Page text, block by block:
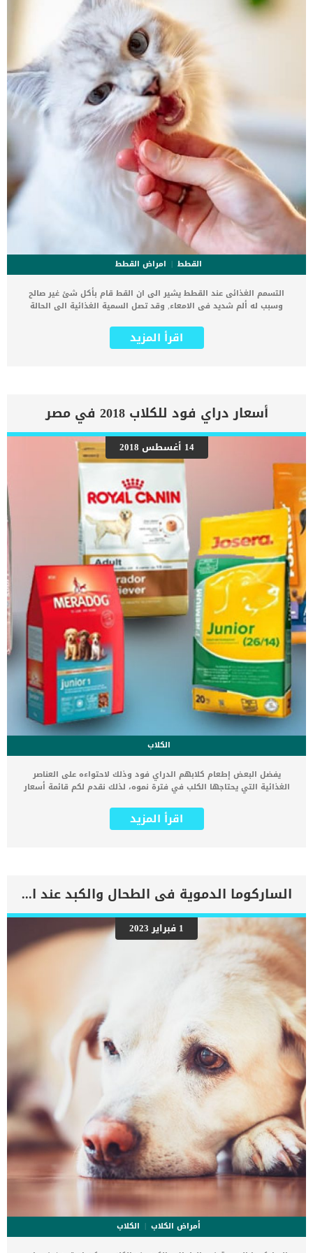
القلب ، ولكن ليس لديه أعراض ولا تغييرات في القلب. _المرحلة
الثانية,يعاني الكلب […]
القطط
امراض القطط
التسمم الغذائى عند القطط يشير الى ان القط قام بأكل شئ غير صالح
وسبب له ألم شديد فى الامعاء, وقد تصل السمية الغذائية الى الحالة
الأمراض النادرة والخطيرة التي تسبب الشلل وتتعلق بتناول اللحوم النيئة
والاشياء الفاسدة. تبدا علامات هذا التسمم بدءًا من الساقين الخلفية
بالتفصيل تظهر الاعراض والعلامات المرتبطة بهذه الحالة في غضون
ساعات قليلة إلى ستة أيام بعد تناول لحوم الحيوانات الفاسدة المصابة
بسم عصبي مُشكل مسبقًا من نوع Clostridium botulinum type C. تخضع
القطط للعلاج للتعافى من هذه المشكلة الصحية ولكن يزداد الامر خطورة
كلما عانا القط المصاب من صعوبات التنفس. في الحالات الشديدة ، يمكن
أن يؤثر الشلل على القدرة على التنفس مما يؤدي إلى الموت. ما هى
علامات التسمم الغذائى عند القطط ؟ ضعف مفاجئ يبدأ في الرجلين
الخلفيتين ويصعد إلى الجذع والأرجل الأمامية والرقبةكما نلاحظ ضعف
شديد في جميع الأرجل الأربع أو شلل في الأطراف الأربعة […]
اقرأ المزيد
أسعار دراي فود للكلاب 2018 في مصر
14 أغسطس 2018
الكلاب
يفضل البعض إطعام كلابهم الدراي فود وذلك لاحتواءه على العناصر
الغذائية التي يحتاجها الكلب في فترة نموه، لذلك نقدم لكم قائمة أسعار
في التغذية ؟ الدراي فود للكلاب من الأنواع المعروفة والموثوق بها
يحتوي على العناصر الغذائية والمعادن والبروتينات بكميات مناسبة لنمو
سنقدم لك قائمة أسعار دراي فود الكلاب في مصر لعام 2018. هذه
الأسعار لمجموعة من الدراي فود الأشهر في مصر والأكثر استخداما بين
مربي ومحبي الكلاب اقرأ: 6 أمراض خطيرة تصيب الكلاب .. تعرف عليها
طريقة عمل اكل مجفف للكلاب : مكونات الدراي فود للكلاب هل يسبب
دراي فود الكلاب مشاكل الأسنان ؟ كيف تختار أفضل دراي فود للكلاب
الصغيرة أسعار دراي فود للكلاب 2018 في مصر 1 – دراي فود رويال
كانون للكلاب دراي فود رويال كانون أو كما يسميه البعض رويال كانين
Royal Canin هو أحد أقدم وأشهر شركات الدراي فود والتي […]
اقرأ المزيد
الساركوما الدموية فى الطحال والكبد عند الكلاب
1 فبراير 2023
أمراض الكلاب
الكلاب